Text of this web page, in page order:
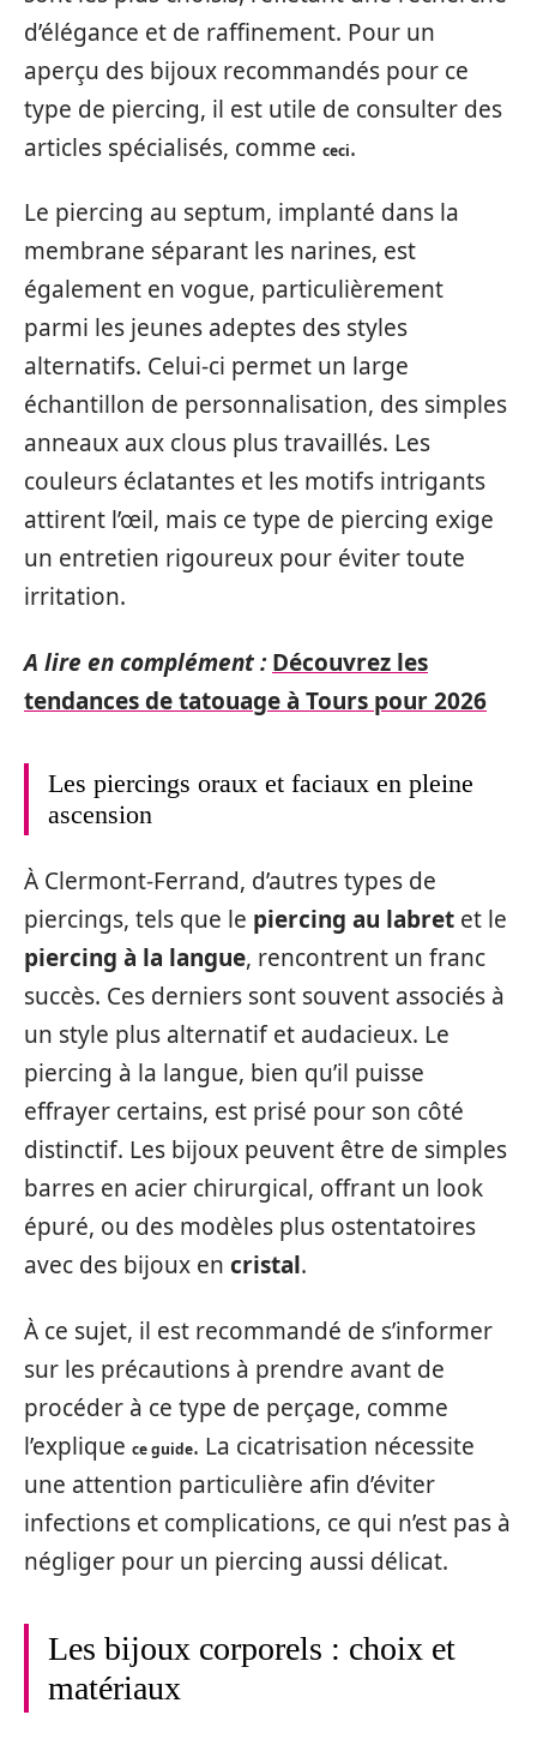
d’élégance et de raffinement. Pour un
aperçu des bijoux recommandés pour ce
type de piercing, il est utile de consulter des
articles spécialisés, comme ceci.
Le piercing au septum, implanté dans la
membrane séparant les narines, est
également en vogue, particulièrement
parmi les jeunes adeptes des styles
alternatifs. Celui-ci permet un large
échantillon de personnalisation, des simples
anneaux aux clous plus travaillés. Les
couleurs éclatantes et les motifs intrigants
attirent l’œil, mais ce type de piercing exige
un entretien rigoureux pour éviter toute
irritation.
A lire en complément : Découvrez les
tendances de tatouage à Tours pour 2026
Les piercings oraux et faciaux en pleine
ascension
À Clermont-Ferrand, d’autres types de
piercings, tels que le piercing au labret et le
piercing à la langue, rencontrent un franc
succès. Ces derniers sont souvent associés à
un style plus alternatif et audacieux. Le
piercing à la langue, bien qu’il puisse
effrayer certains, est prisé pour son côté
distinctif. Les bijoux peuvent être de simples
barres en acier chirurgical, offrant un look
épuré, ou des modèles plus ostentatoires
avec des bijoux en cristal.
À ce sujet, il est recommandé de s’informer
sur les précautions à prendre avant de
procéder à ce type de perçage, comme
l’explique ce guide. La cicatrisation nécessite
une attention particulière afin d’éviter
infections et complications, ce qui n’est pas à
négliger pour un piercing aussi délicat.
Les bijoux corporels : choix et
matériaux